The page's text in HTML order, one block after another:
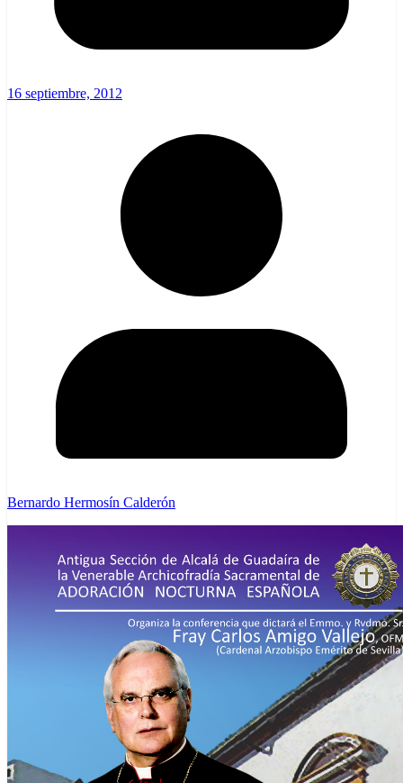
16 septiembre, 2012
Bernardo Hermosín Calderón